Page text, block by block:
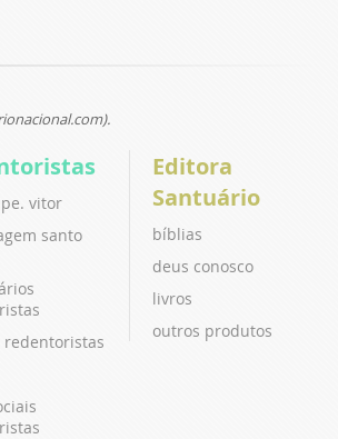
vitor
santo
redentoristas
Editora
Santuário
bíblias
deus conosco
livros
outros produtos